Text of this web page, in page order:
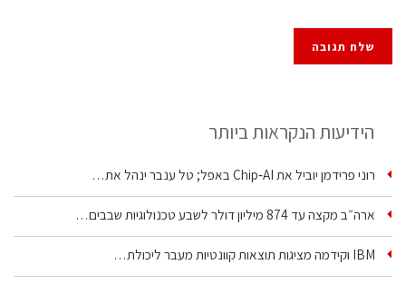
הידיעות הנקראות ביותר
רוני פרידמן יוביל את Chip‑AI באפל; טל ענבר ינהל את…
ארה״ב מקצה עד 874 מיליון דולר לשבע טכנולוגיות שבבים…
IBM וקידמה מציגות תוצאות קוונטיות מעבר ליכולת…